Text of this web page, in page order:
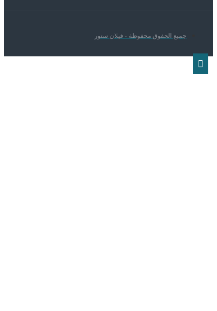
جميع الحقوق محفوظة - فيلان ستور